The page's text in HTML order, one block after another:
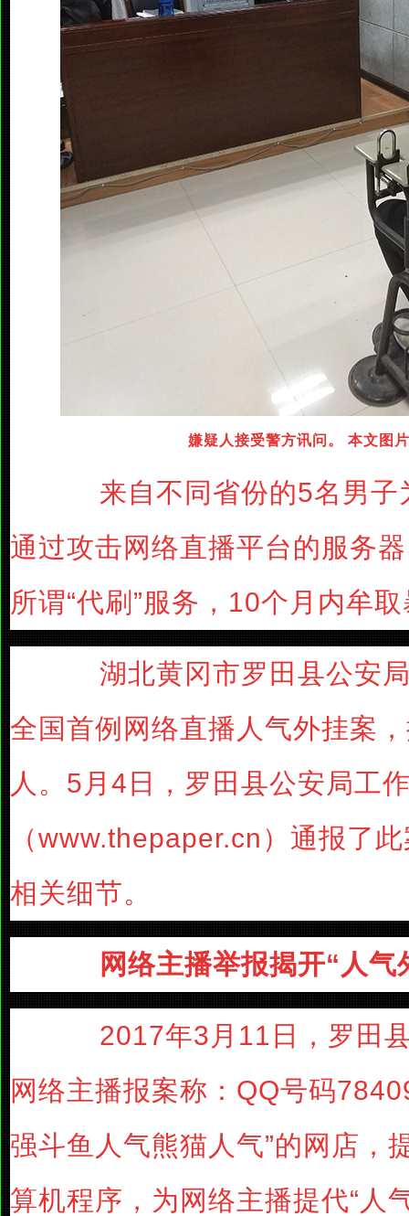
嫌疑人接受警方讯问。 本文图
来自不同省份的5名男子
通过攻击网络直播平台的服务
所谓“代刷”服务，10个月内牟
湖北黄冈市罗田县公安局
全国首例网络直播人气外挂案
人。5月4日，罗田县公安局工
（www.thepaper.cn）通报了
相关细节。
网络主播举报揭开“人气
2017年3月11日，罗田县
网络主播报案称：QQ号码
强斗鱼人气熊猫人气”的网店，
算机程序，为网络主播提代“人